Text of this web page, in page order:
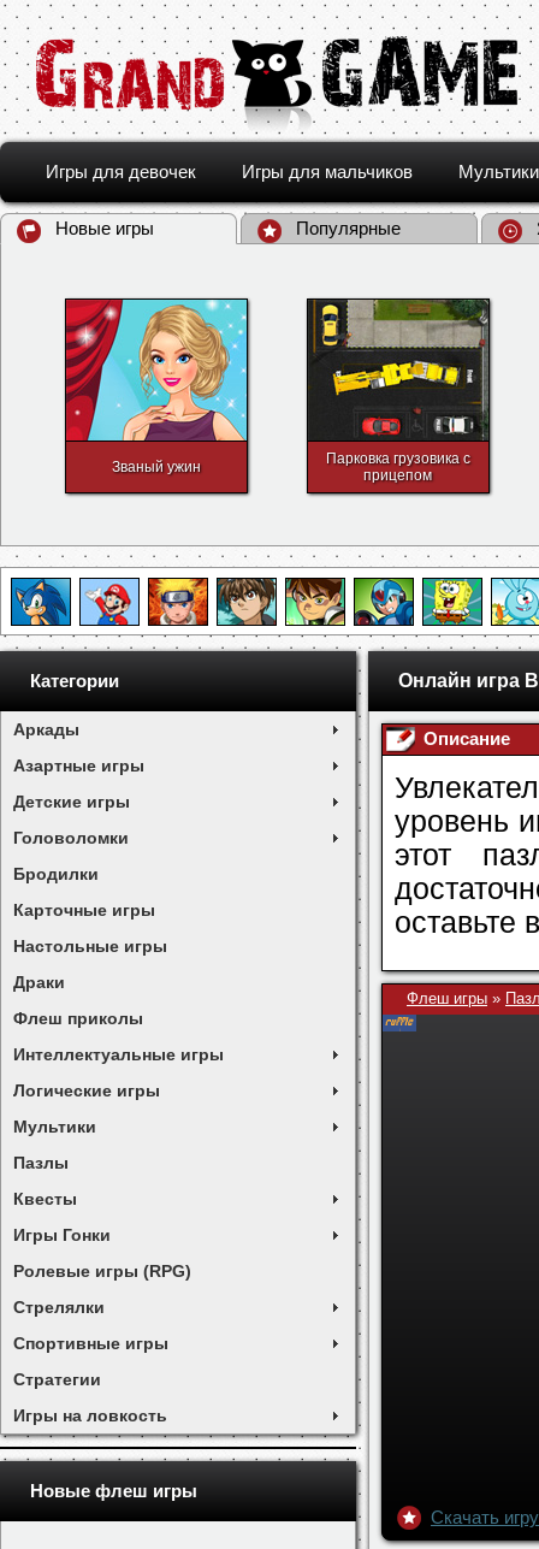
Игры для девочек Игры для мальчиков Мультики
Новые игры Популярные
Званый ужин
Парковка грузовика с
прицепом
Категории
Аркады
Азартные игры
Детские игры
Головоломки
Бродилки
Карточные игры
Настольные игры
Драки
Флеш приколы
Интеллектуальные игры
Логические игры
Мультики
Пазлы
Квесты
Игры Гонки
Ролевые игры (RPG)
Стрелялки
Спортивные игры
Стратегии
Игры на ловкость
Новые флеш игры
Онлайн игра
Описание
уровень
этот
оставьте
Флеш игры »